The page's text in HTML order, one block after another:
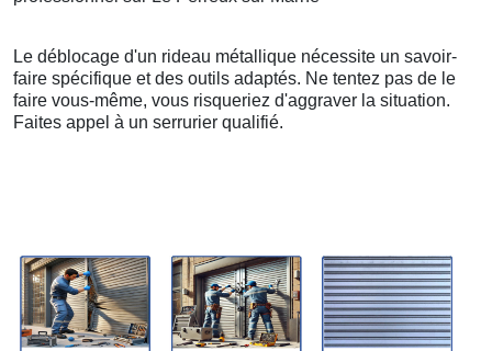
Le déblocage d'un rideau métallique nécessite un savoir-
faire spécifique et des outils adaptés. Ne tentez pas de le
faire vous-même, vous risqueriez d'aggraver la situation.
Faites appel à un serrurier qualifié.